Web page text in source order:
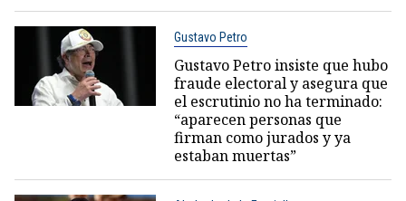
Gustavo Petro
Gustavo Petro insiste que hubo
fraude electoral y asegura que
el escrutinio no ha terminado:
“aparecen personas que
firman como jurados y ya
estaban muertas”